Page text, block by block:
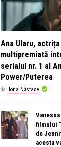
Ana Ularu,
multipremiată
serialul nr. 1 al
Power/Puterea
de Ilona Năstase
filmului
de
acesta